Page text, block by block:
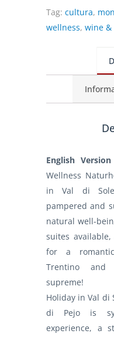
Tag: cultura,
wellness, wine &
English Version
Wellness
in Val di
pampered and
natural well-
suites
for a
Trentino and
supreme!
Holiday in Val di
di Pejo is
experience, a